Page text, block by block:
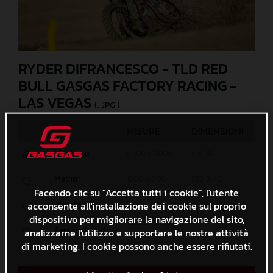
RYDER DIFRANCESCO - TLD RED
BULL GASGAS FACTORY RACING -
LAS VEGAS (. JPG )
Originale
Piccolo 600 x 400 125,8 KB
Personalizzato x
Facendo clic su "Accetta tutti i cookie", l'utente
acconsente all'installazione dei cookie sul proprio
dispositivo per migliorare la navigazione del sito,
analizzarne l'utilizzo e supportare le nostre attività
di marketing. I cookie possono anche essere rifiutati.